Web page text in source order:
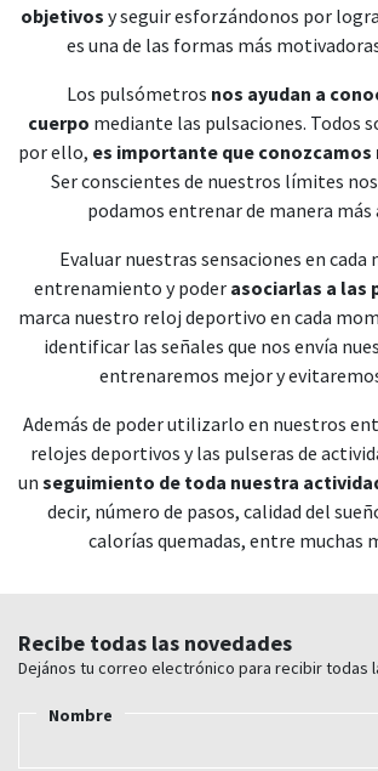
objetivos y seguir esforzándonos por
es una de las formas más
Los pulsómetros nos ayudan a
cuerpo mediante las pulsaciones. Todos
por ello, es importante que
Ser conscientes de nuestros límites nos
podamos entrenar de manera más
Evaluar nuestras sensaciones en
entrenamiento y poder asociarlas a las
marca nuestro reloj deportivo en cada
identificar las señales que nos envía
entrenaremos mejor y
Además de poder utilizarlo en nuestros
relojes deportivos y las pulseras de
un seguimiento de toda nuestra
decir, número de pasos, calidad del
calorías quemadas, entre muchas
Recibe todas las novedades
Dejános tu correo electrónico para recibir todas
Nombre